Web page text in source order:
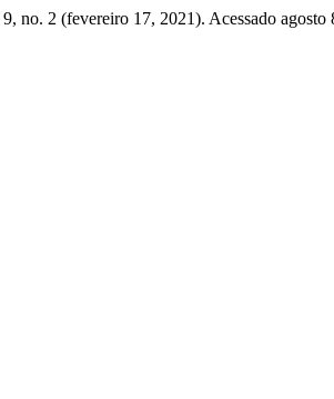
9, no. 2 (fevereiro 17, 2021). Acessado agosto